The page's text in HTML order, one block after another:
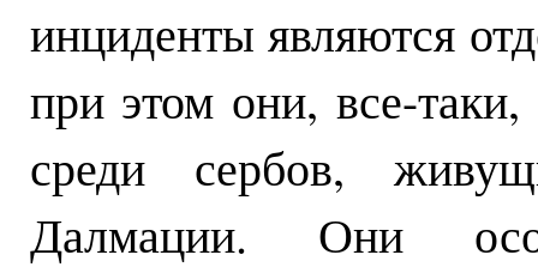
инциденты являются
при этом они, все-таки,
среди сербов,
Далмации. Они